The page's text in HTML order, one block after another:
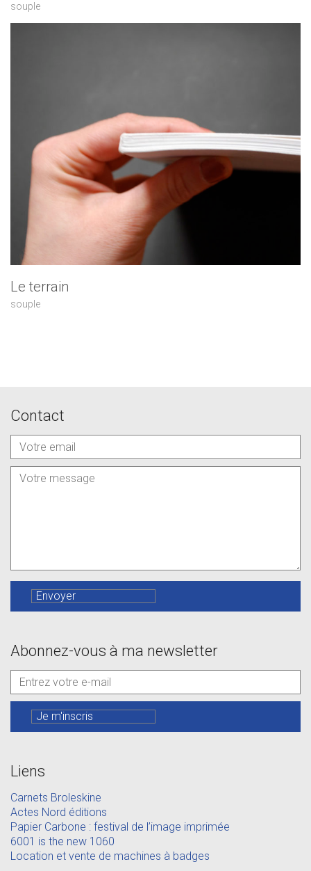
souple
Le terrain
souple
Contact
Abonnez-vous à ma newsletter
Liens
Carnets Broleskine
Actes Nord éditions
Papier Carbone : festival de l’image imprimée
6001 is the new 1060
Location et vente de machines à badges